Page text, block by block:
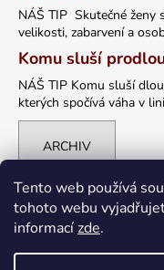
Tento web používá
tohoto webu
informacízde.
NÁŠ TIP Skutečné ženy
velikosti, zabarvení a
Komu sluší
NÁŠ TIP Komu sluší
kterých spočívá váha v
ARCHIV